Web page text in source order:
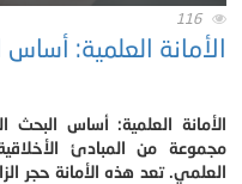
116
الأمانة العلمية:
الأمانة العلمية: أساس البحث
مجموعة من المبادئ
العلمي. تعد هذه الأمانة حجر